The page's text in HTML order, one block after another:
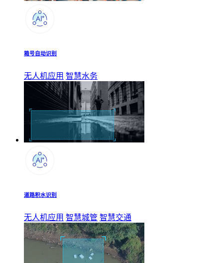
箱号自动识别
无人机应用 智慧水务
道路积水识别
无人机应用 智慧城管 智慧交通